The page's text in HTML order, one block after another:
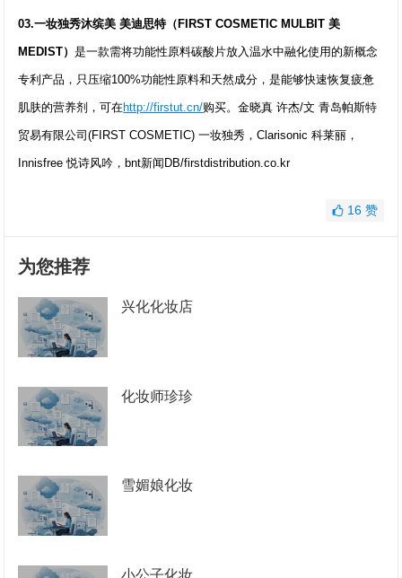
03.一妆独秀沐缤美 美迪思特（FIRST COSMETIC MULBIT 美
MEDIST）是一款需将功能性原料碳酸片放入温水中融化使用的新概念
专利产品，只压缩100%功能性原料和天然成分，是能够快速恢复疲惫
肌肤的营养剂，可在http://firstut.cn/购买。金晓真 许杰/文 青岛帕斯特
贸易有限公司(FIRST COSMETIC) 一妆独秀，Clarisonic 科莱丽，
Innisfree 悦诗风吟，bnt新闻DB/firstdistribution.co.kr
16 赞
为您推荐
兴化化妆店
化妆师珍珍
雪媚娘化妆
小公子化妆